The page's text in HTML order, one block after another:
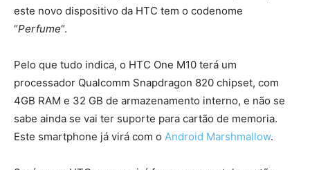
este novo dispositivo da HTC tem o codenome
“Perfume“.
Pelo que tudo indica, o HTC One M10 terá um
processador Qualcomm Snapdragon 820 chipset, com
4GB RAM e 32 GB de armazenamento interno, e não se
sabe ainda se vai ter suporte para cartão de memoria.
Este smartphone já virá com o Android Marshmallow.